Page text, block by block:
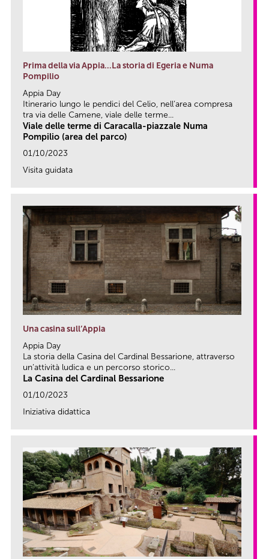
Prima della via Appia…La storia di Egeria e Numa
Pompilio
Appia Day
Itinerario lungo le pendici del Celio, nell’area compresa
tra via delle Camene, viale delle terme...
Viale delle terme di Caracalla-piazzale Numa
Pompilio (area del parco)
01/10/2023
Visita guidata
Una casina sull’Appia
Appia Day
La storia della Casina del Cardinal Bessarione, attraverso
un’attività ludica e un percorso storico...
La Casina del Cardinal Bessarione
01/10/2023
Iniziativa didattica